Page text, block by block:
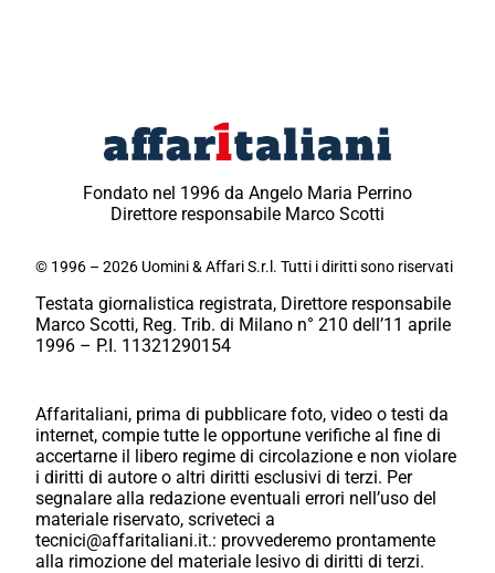
Fondato nel 1996 da Angelo Maria Perrino
Direttore responsabile Marco Scotti
© 1996 – 2026 Uomini & Affari S.r.l. Tutti i diritti sono riservati
Testata giornalistica registrata, Direttore responsabile
Marco Scotti, Reg. Trib. di Milano n° 210 dell’11 aprile
1996 – P.I. 11321290154
Affaritaliani, prima di pubblicare foto, video o testi da
internet, compie tutte le opportune verifiche al fine di
accertarne il libero regime di circolazione e non violare
i diritti di autore o altri diritti esclusivi di terzi. Per
segnalare alla redazione eventuali errori nell’uso del
materiale riservato, scriveteci a
tecnici@affaritaliani.it.: provvederemo prontamente
alla rimozione del materiale lesivo di diritti di terzi.